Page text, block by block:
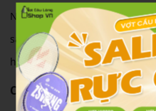
Ngoài ra, khả năng phản tạt
sang tấn công cũng được cải
hiện đại.
Cảm giác sử dụng